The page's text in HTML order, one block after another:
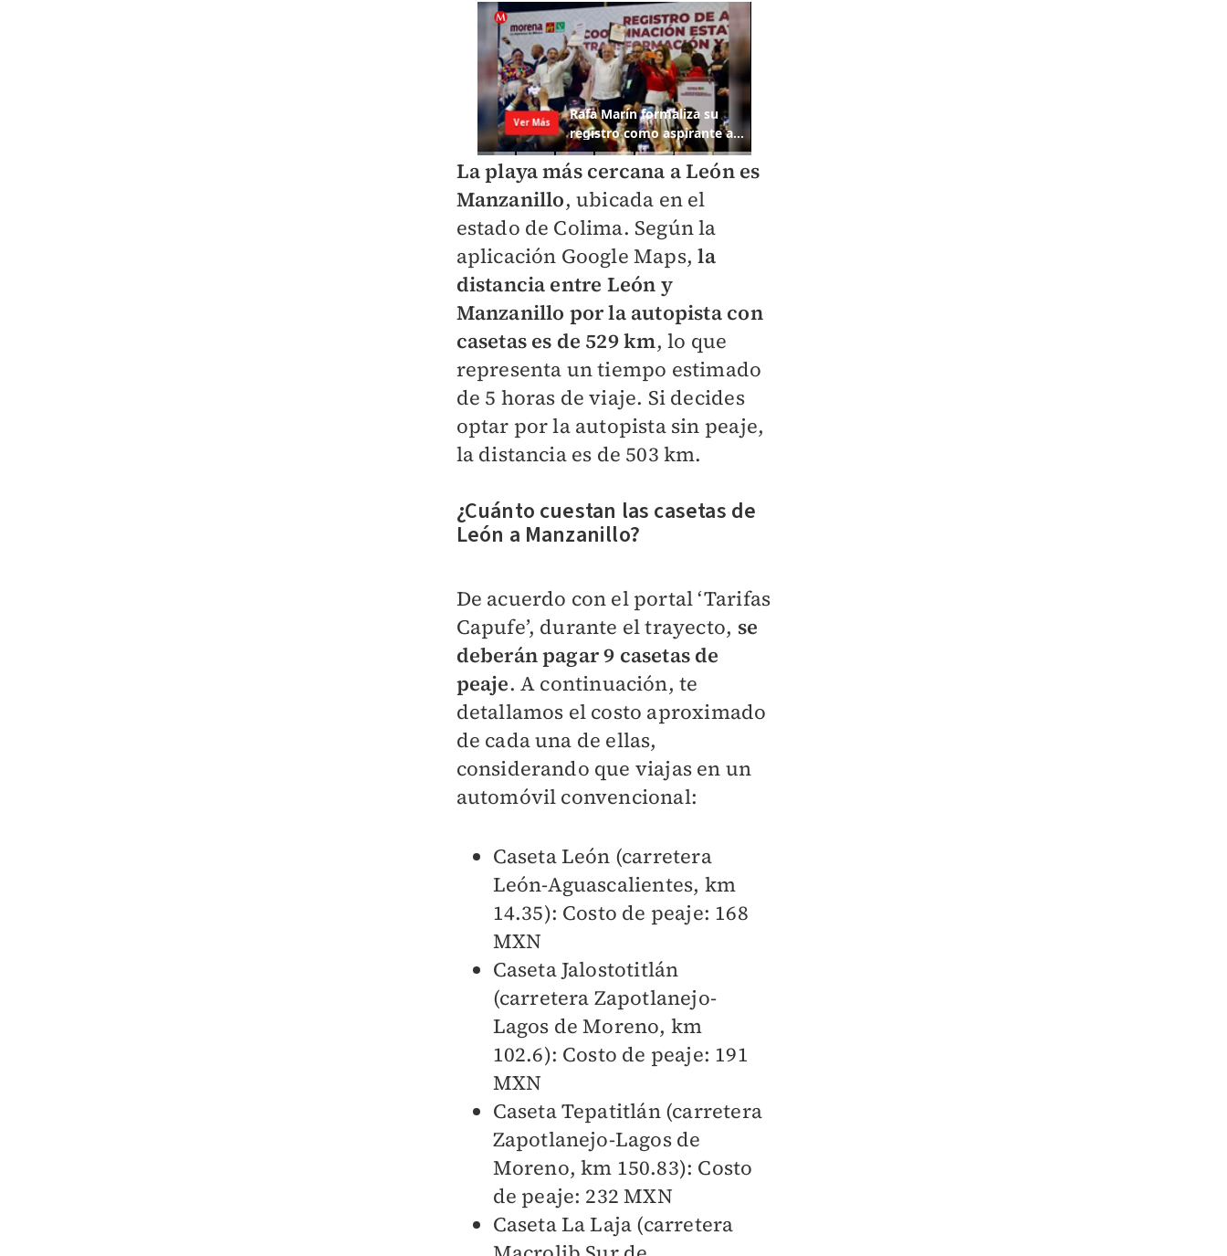
La playa más cercana a León es
Manzanillo, ubicada en el
estado de Colima. Según la
aplicación Google Maps, la
distancia entre León y
Manzanillo por la autopista con
casetas es de 529 km, lo que
representa un tiempo estimado
de 5 horas de viaje. Si decides
optar por la autopista sin peaje,
la distancia es de 503 km.
¿Cuánto cuestan las casetas de
León a Manzanillo?
De acuerdo con el portal ‘Tarifas
Capufe’, durante el trayecto, se
deberán pagar 9 casetas de
peaje. A continuación, te
detallamos el costo aproximado
de cada una de ellas,
considerando que viajas en un
automóvil convencional:
Caseta León (carretera
León-Aguascalientes, km
14.35): Costo de peaje: 168
MXN
Caseta Jalostotitlán
(carretera Zapotlanejo-
Lagos de Moreno, km
102.6): Costo de peaje: 191
MXN
Caseta Tepatitlán (carretera
Zapotlanejo-Lagos de
Moreno, km 150.83): Costo
de peaje: 232 MXN
Caseta La Laja (carretera